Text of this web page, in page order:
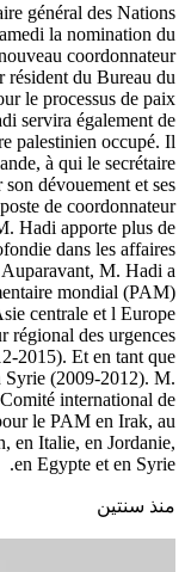
général des Nations
la nomination du
coordonnateur
résident du Bureau du
le processus de paix
servira également de
palestinien occupé. Il
à qui le secrétaire
dévouement et ses
de coordonnateur
Hadi apporte plus de
dans les affaires
M. Hadi a
mondial (PAM)
centrale et l Europe
régional des urgences
2015). Et en tant que
Syrie (2009-2012). M.
international de
le PAM en Irak, au
en Italie, en Jordanie,
en Egypte et en Syrie.
منذ سنتين